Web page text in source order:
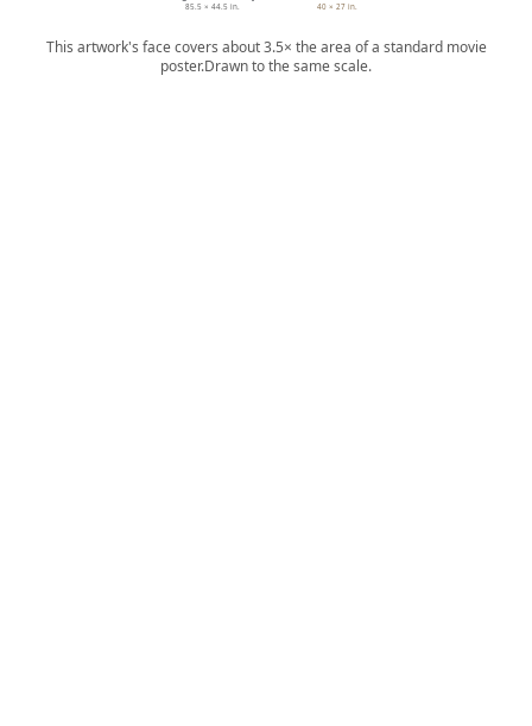
85.5 × 44.5 in. 40 × 27 in.
This artwork's face covers about 3.5× the area of a standard movie
poster.Drawn to the same scale.